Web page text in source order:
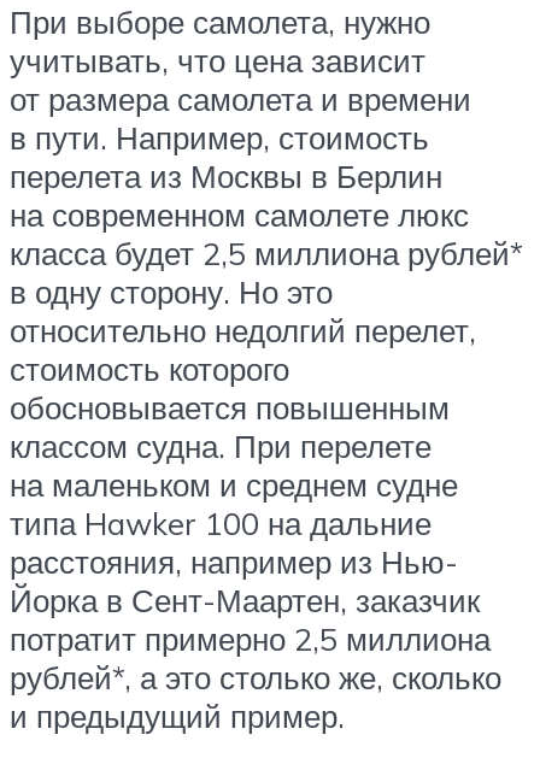
При выборе самолета, нужно
учитывать, что цена зависит
от размера самолета и времени
в пути. Например, стоимость
перелета из Москвы в Берлин
на современном самолете люкс
класса будет 2,5 миллиона рублей*
в одну сторону. Но это
относительно недолгий перелет,
стоимость которого
обосновывается повышенным
классом судна. При перелете
на маленьком и среднем судне
типа Hawker 100 на дальние
расстояния, например из Нью-
Йорка в Сент-Маартен, заказчик
потратит примерно 2,5 миллиона
рублей*, а это столько же, сколько
и предыдущий пример.